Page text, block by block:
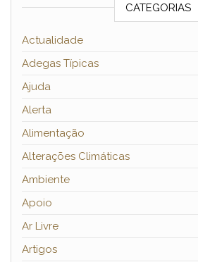
CATEGORIAS
Actualidade
Adegas Típicas
Ajuda
Alerta
Alimentação
Alterações Climáticas
Ambiente
Apoio
Ar Livre
Artigos